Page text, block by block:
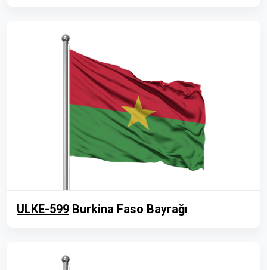
ULKE-599 Burkina Faso Bayrağı